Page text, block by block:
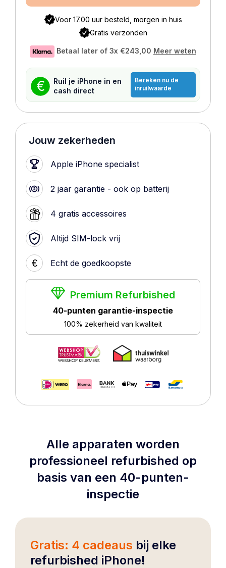
Voor 17.00 uur besteld, morgen in huis
Gratis verzonden
Betaal later of 3x €243,00 Meer weten
€
Ruil je iPhone in en
cash direct
Bereken nu de
inruilwaarde
Jouw zekerheden
Apple iPhone specialist
2 jaar garantie - ook op batterij
4 gratis accessoires
Altijd SIM-lock vrij
€ Echt de goedkoopste
Premium Refurbished
40-punten garantie-inspectie
100% zekerheid van kwaliteit
Alle apparaten worden
professioneel refurbished op
basis van een 40-punten-
inspectie
Gratis: 4 cadeaus bij elke
refurbished iPhone!